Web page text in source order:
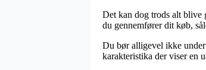
Det kan dog trods alt blive
du gennemfører dit køb,
Du bør alligevel ikke
karakteristika der viser en